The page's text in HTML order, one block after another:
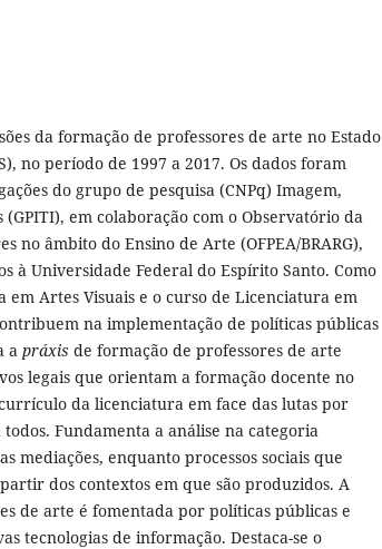
da formação de professores de arte no Estado
no período de 1997 a 2017. Os dados foram
do grupo de pesquisa (CNPq) Imagem,
(GPITI), em colaboração com o Observatório da
no âmbito do Ensino de Arte (OFPEA/BRARG),
à Universidade Federal do Espírito Santo. Como
em Artes Visuais e o curso de Licenciatura em
na implementação de políticas públicas
a práxis de formação de professores de arte
legais que orientam a formação docente no
da licenciatura em face das lutas por
Fundamenta a análise na categoria
mediações, enquanto processos sociais que
dos contextos em que são produzidos. A
de arte é fomentada por políticas públicas e
tecnologias de informação. Destaca-se o